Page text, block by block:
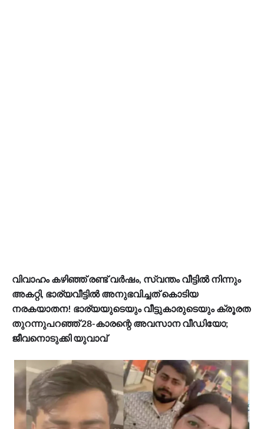
വിവാഹം കഴിഞ്ഞ് രണ്ട് വര്‍ഷം, സ്വന്തം വീട്ടില്‍ നിന്നും
അകറ്റി, ഭാര്യവീട്ടില്‍ അനുഭവിച്ചത് കൊടിയ
നരകയാതന! ഭാര്യയുടെയും വീട്ടുകാരുടെയും ക്രൂരത
തുറന്നുപറഞ്ഞ് 28-കാരന്റെ അവസാന വീഡിയോ;
ജീവനൊടുക്കി യുവാവ്